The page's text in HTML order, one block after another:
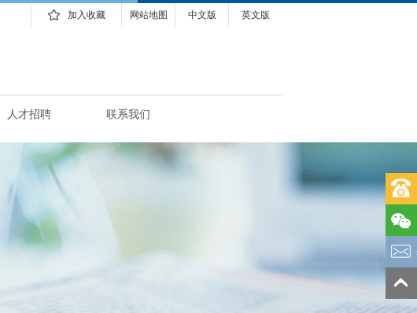
英文版
中文版
网站地图
加入收藏
人才招聘 联系我们